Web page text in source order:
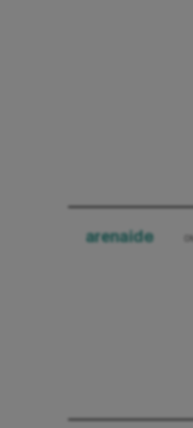
arenaide